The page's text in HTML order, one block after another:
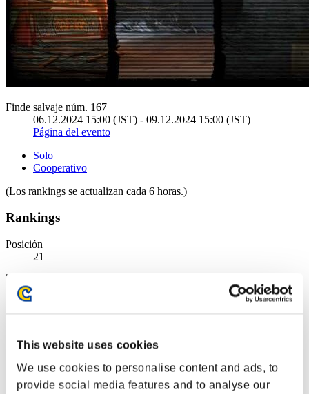
This website uses cookies
We use cookies to personalise content and ads, to
provide social media features and to analyse our
Finde salvaje núm. 167
06.12.2024 15:00 (JST) - 09.12.2024 15:00 (JST)
Página del evento
Solo
Cooperativo
(Los rankings se actualizan cada 6 horas.)
Rankings
Posición
21